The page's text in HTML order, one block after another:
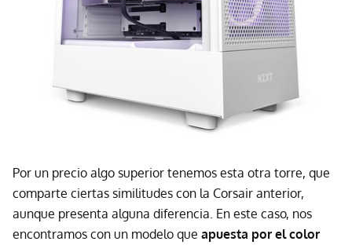
Por un precio algo superior tenemos esta otra torre, que
comparte ciertas similitudes con la Corsair anterior,
aunque presenta alguna diferencia. En este caso, nos
encontramos con un modelo que apuesta por el color